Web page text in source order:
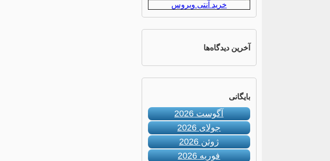
خرید آنتی ویروس
آخرین دیدگاه‌ها
بایگانی
آگوست 2026
جولای 2026
ژوئن 2026
فوریه 2026